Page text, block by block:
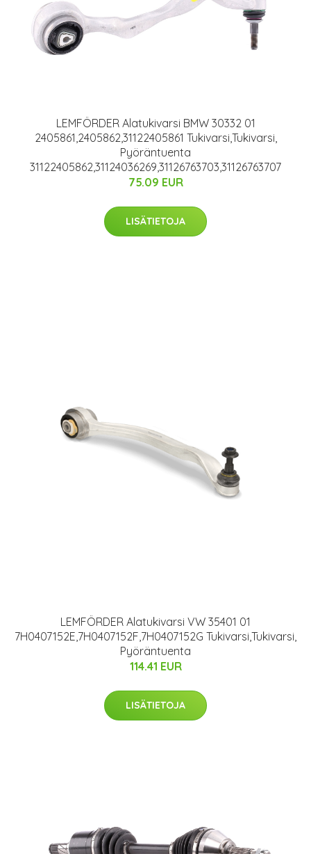
LEMFÖRDER Alatukivarsi BMW 30332 01
2405861,2405862,31122405861 Tukivarsi,Tukivarsi,
Pyöräntuenta
31122405862,31124036269,31126763703,31126763707
75.09 EUR
LISÄTIETOJA
LEMFÖRDER Alatukivarsi VW 35401 01
7H0407152E,7H0407152F,7H0407152G Tukivarsi,Tukivarsi,
Pyöräntuenta
114.41 EUR
LISÄTIETOJA